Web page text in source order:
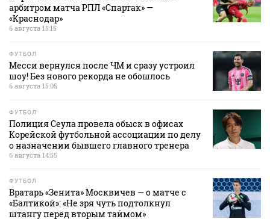
арбитром матча РПЛ «Спартак» —
«Краснодар»
6 августа 15:15
ФУТБОЛ
Месси вернулся после ЧМ и сразу устроил
шоу! Без нового рекорда не обошлось
6 августа 15:05
ФУТБОЛ
Полиция Сеула провела обыск в офисах
Корейской футбольной ассоциации по делу
о назначении бывшего главного тренера
6 августа 14:55
ФУТБОЛ
Вратарь «Зенита» Москвичев — о матче с
«Балтикой»: «Не зря чуть подтолкнул
штангу перед вторым таймом»